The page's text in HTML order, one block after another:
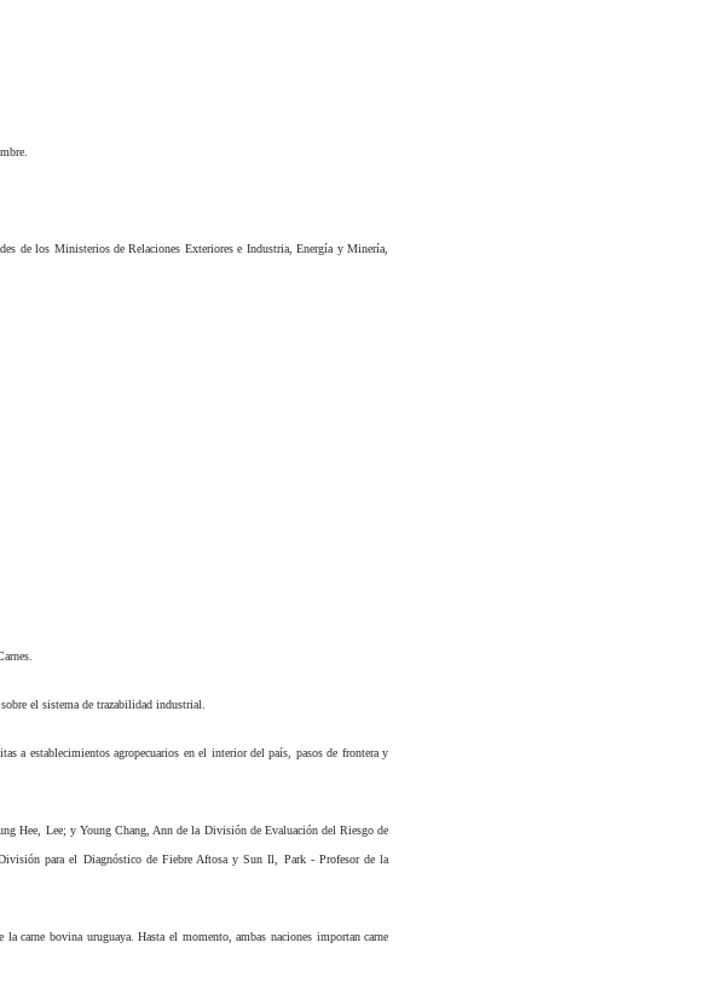
de los Ministerios de Relaciones Exteriores e Industria, Energía y Minería,
el sistema de trazabilidad industrial.
a establecimientos agropecuarios en el interior del país, pasos de frontera y
Hee, Lee; y Young Chang, Ann de la División de Evaluación del Riesgo de
para el Diagnóstico de Fiebre Aftosa y Sun Il, Park - Profesor de la
carne bovina uruguaya. Hasta el momento, ambas naciones importan carne